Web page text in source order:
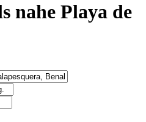
nahe Playa de